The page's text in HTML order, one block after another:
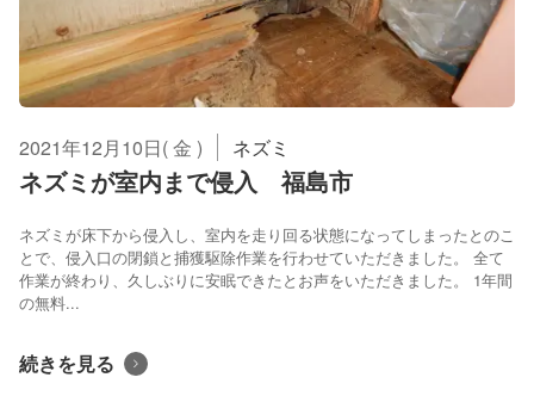
2021年12月10日( 金 ) ネズミ
ネズミが室内まで侵入 福島市
ネズミが床下から侵入し、室内を走り回る状態になってしまったとのこ
とで、侵入口の閉鎖と捕獲駆除作業を行わせていただきました。 全て
作業が終わり、久しぶりに安眠できたとお声をいただきました。 1年間
の無料...
続きを見る